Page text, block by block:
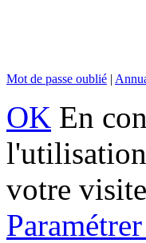
Mot de passe oublié |
OK En
l'utilisation
votre